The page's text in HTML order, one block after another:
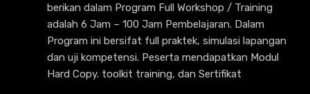
berikan dalam Program Full Workshop / Training
adalah 6 Jam – 100 Jam Pembelajaran. Dalam
Program ini bersifat full praktek, simulasi lapangan
dan uji kompetensi. Peserta mendapatkan Modul
Hard Copy. toolkit training, dan Sertifikat